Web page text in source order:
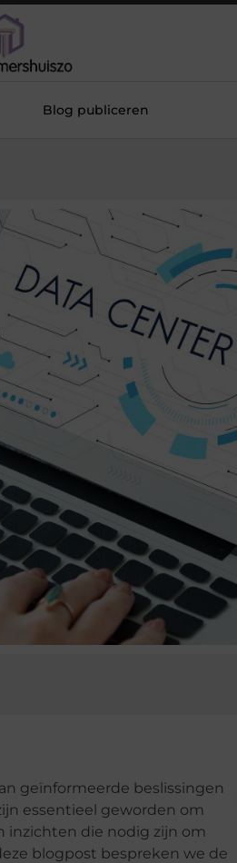
Blog publiceren
geïnformeerde beslissingen
essentieel geworden om
inzichten die nodig zijn om
blogpost bespreken we de